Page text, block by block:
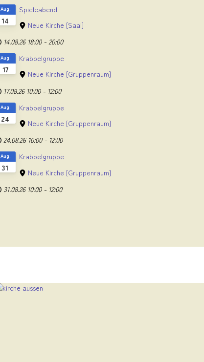
14
Aug.
Spieleabend
Neue Kirche [Saal]
14.08.26 18:00 - 20:00
17
Aug.
Krabbelgruppe
Neue Kirche [Gruppenraum]
17.08.26 10:00 - 12:00
24
Aug.
Krabbelgruppe
Neue Kirche [Gruppenraum]
24.08.26 10:00 - 12:00
31
Aug.
Krabbelgruppe
Neue Kirche [Gruppenraum]
31.08.26 10:00 - 12:00